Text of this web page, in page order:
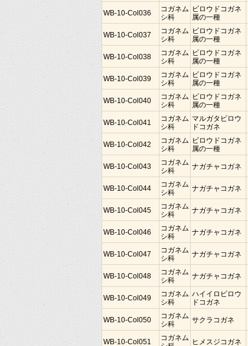
WB-10-Col036
コガネム
シ科
ビロウドコガネ
属の一種
WB-10-Col037
コガネム
シ科
ビロウドコガネ
属の一種
WB-10-Col038
コガネム
シ科
ビロウドコガネ
属の一種
WB-10-Col039
コガネム
シ科
ビロウドコガネ
属の一種
WB-10-Col040
コガネム
シ科
ビロウドコガネ
属の一種
WB-10-Col041
コガネム
シ科
マルガタビロウ
ドコガネ
WB-10-Col042
コガネム
シ科
ビロウドコガネ
属の一種
WB-10-Col043
コガネム
シ科
ナガチャコガネ
WB-10-Col044
コガネム
シ科
ナガチャコガネ
WB-10-Col045
コガネム
シ科
ナガチャコガネ
WB-10-Col046
コガネム
シ科
ナガチャコガネ
WB-10-Col047
コガネム
シ科
ナガチャコガネ
WB-10-Col048
コガネム
シ科
ナガチャコガネ
WB-10-Col049
コガネム
シ科
ハイイロビロウ
ドコガネ
WB-10-Col050
コガネム
シ科
サクラコガネ
WB-10-Col051
コガネム ヒメスジコガネ